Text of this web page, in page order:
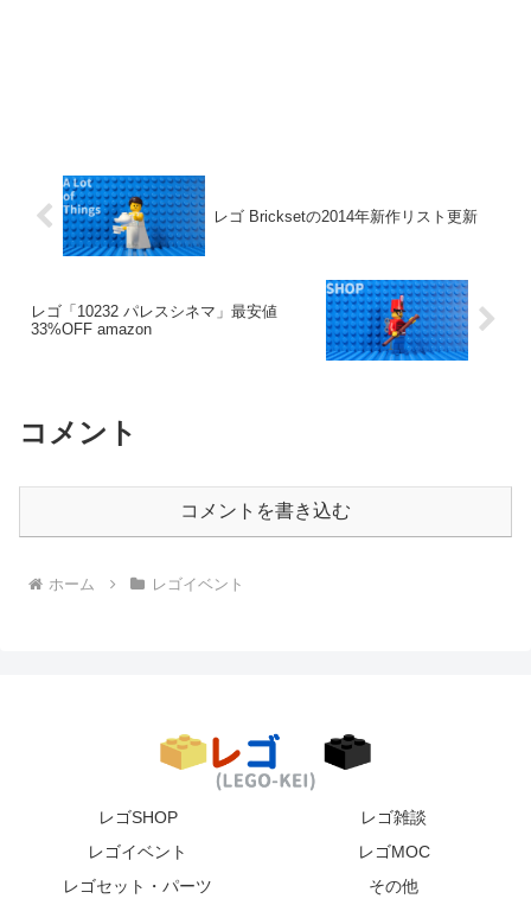
レゴ Bricksetの2014年新作リスト更新
レゴ「10232 パレスシネマ」最安値
33%OFF amazon
コメント
コメントを書き込む
ホーム レゴイベント
レゴSHOP
レゴ雑談
レゴイベント
レゴMOC
レゴセット・パーツ
その他